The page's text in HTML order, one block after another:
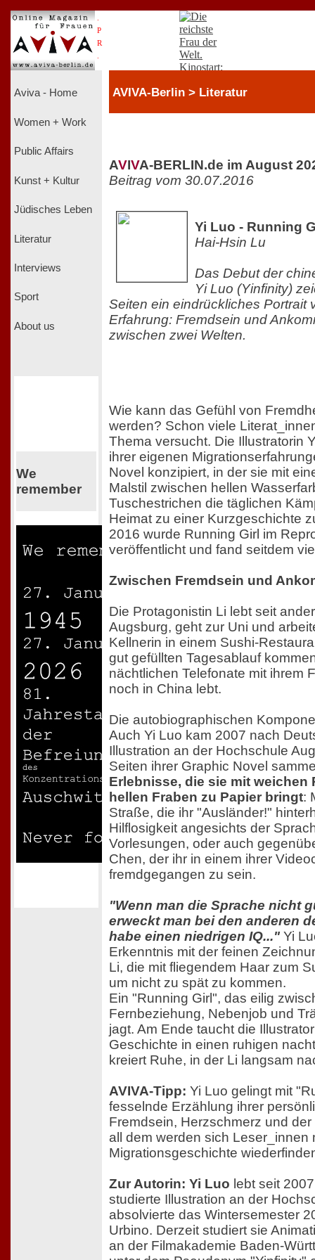
P
R
Aviva - Home
Women + Work
Public Affairs
Kunst + Kultur
Jüdisches Leben
Literatur
Interviews
Sport
About us
We
remember
AVIVA-Berlin > Literatur
AVIVA-BERLIN.de im August
Beitrag vom 30.07.2016
Yi Luo - Running
Hai-Hsin Lu
Das Debut der
Yi Luo (Yinfinity)
Seiten ein eindrückliches Portrait
Erfahrung: Fremdsein und
zwischen zwei Welten.
Wie kann das Gefühl von
werden? Schon viele
Thema versucht. Die Illustratorin
ihrer eigenen
Novel konzipiert, in der sie mit
Malstil zwischen hellen
Tuschestrichen die täglichen
Heimat zu einer Kurzgeschichte
2016 wurde Running Girl im
veröffentlicht und fand seitdem
Zwischen Fremdsein und
Die Protagonistin Li lebt seit
Augsburg, geht zur Uni und
Kellnerin in einem Sushi-
gut gefüllten Tagesablauf
nächtlichen Telefonate mit ihrem
noch in China lebt.
Die autobiographischen
Auch Yi Luo kam 2007 nach
Illustration an der Hochschule
Seiten ihrer Graphic Novel
Erlebnisse, die sie mit weichen
hellen Fraben zu Papier bringt:
Straße, die ihr "Ausländer!"
Hilflosigkeit angesichts der
Vorlesungen, oder auch
Chen, der ihr in einem ihrer
fremdgegangen zu sein.
"Wenn man die Sprache nicht
erweckt man bei den anderen
habe einen niedrigen IQ..." Yi
Erkenntnis mit der feinen
Li, die mit fliegendem Haar zum
um nicht zu spät zu kommen.
Ein "Running Girl", das eilig
Fernbeziehung, Nebenjob und
jagt. Am Ende taucht die
Geschichte in einen ruhigen
kreiert Ruhe, in der Li langsam
AVIVA-Tipp: Yi Luo gelingt mit
fesselnde Erzählung ihrer
Fremdsein, Herzschmerz und
all dem werden sich Leser_innen
Migrationsgeschichte
Zur Autorin: Yi Luo lebt seit
studierte Illustration an der
absolvierte das Wintersemester
Urbino. Derzeit studiert sie
an der Filmakademie Baden-